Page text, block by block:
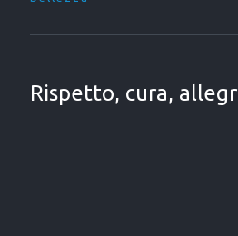
Rispetto, cura,